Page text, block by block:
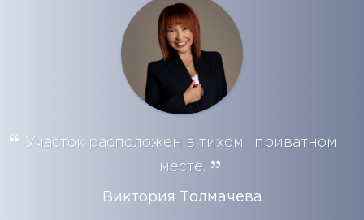
Участок расположен в тихом , приватном
месте.
Виктория Толмачева